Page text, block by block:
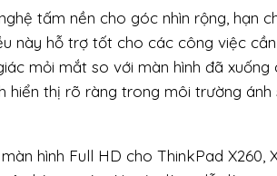
tấm nền cho góc nhìn rộng, hạn
này hỗ trợ tốt cho các công việc cần
mỏi mắt so với màn hình đã xuống
hiển thị rõ ràng trong môi trường ánh
hình Full HD cho ThinkPad X260,